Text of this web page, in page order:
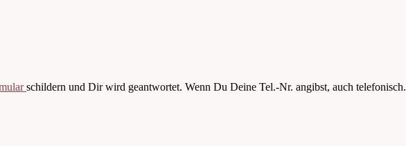
schildern und Dir wird geantwortet. Wenn Du Deine Tel.-Nr. angibst, auch telefonisch.